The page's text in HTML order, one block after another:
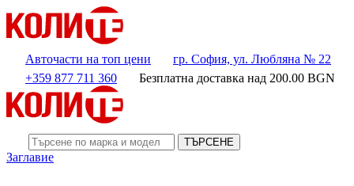
Авточасти на топ цени
гр. София, ул. Любляна № 22
+359 877 711 360
Безплатна доставка над 200.00 BGN
ТЪРСЕНЕ
Заглавие